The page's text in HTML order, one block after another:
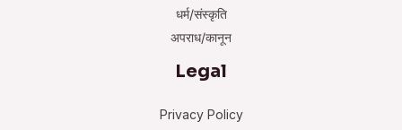
धर्म/संस्कृति
अपराध/कानून
Legal
Privacy Policy